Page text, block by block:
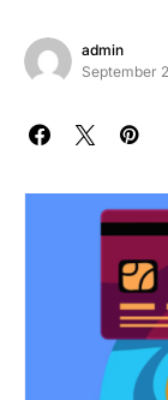
admin
September